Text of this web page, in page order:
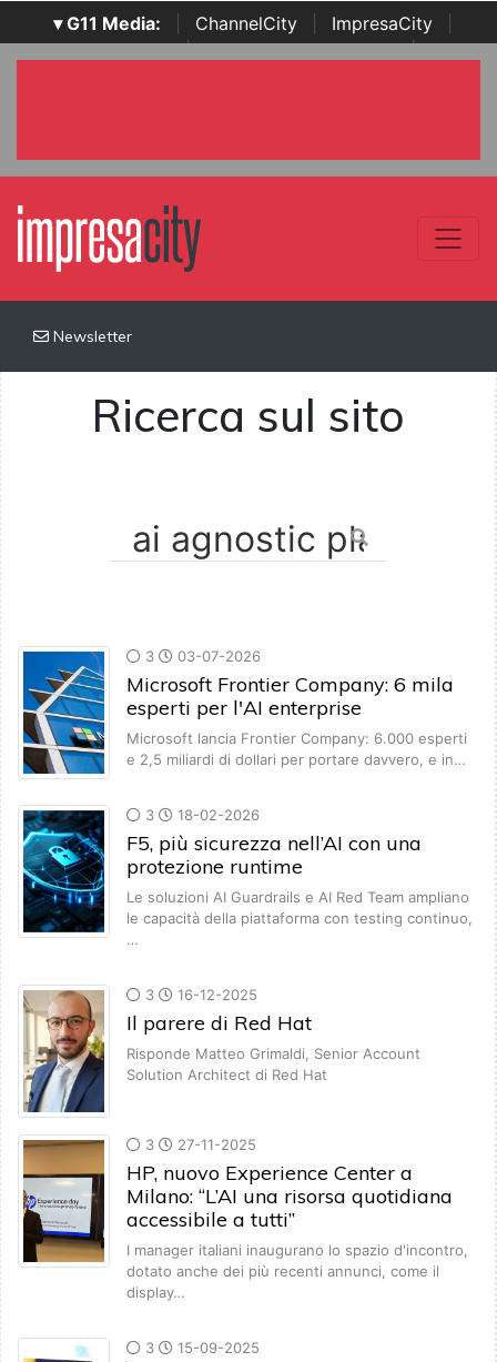
▾ G11 Media: ChannelCity ImpresaCity
SecurityOpenLab | Italian Channel Awards | Italian
Newsletter
Ricerca sul sito
3 03-07-2026
Microsoft Frontier Company: 6 mila
esperti per l'AI enterprise
Microsoft lancia Frontier Company: 6.000 esperti
e 2,5 miliardi di dollari per portare davvero, e in…
3 18-02-2026
F5, più sicurezza nell’AI con una
protezione runtime
Le soluzioni AI Guardrails e AI Red Team ampliano
le capacità della piattaforma con testing continuo,
…
3 16-12-2025
Il parere di Red Hat
Risponde Matteo Grimaldi, Senior Account
Solution Architect di Red Hat
3 27-11-2025
HP, nuovo Experience Center a
Milano: “L’AI una risorsa quotidiana
accessibile a tutti”
I manager italiani inaugurano lo spazio d'incontro,
dotato anche dei più recenti annunci, come il
display…
3 15-09-2025